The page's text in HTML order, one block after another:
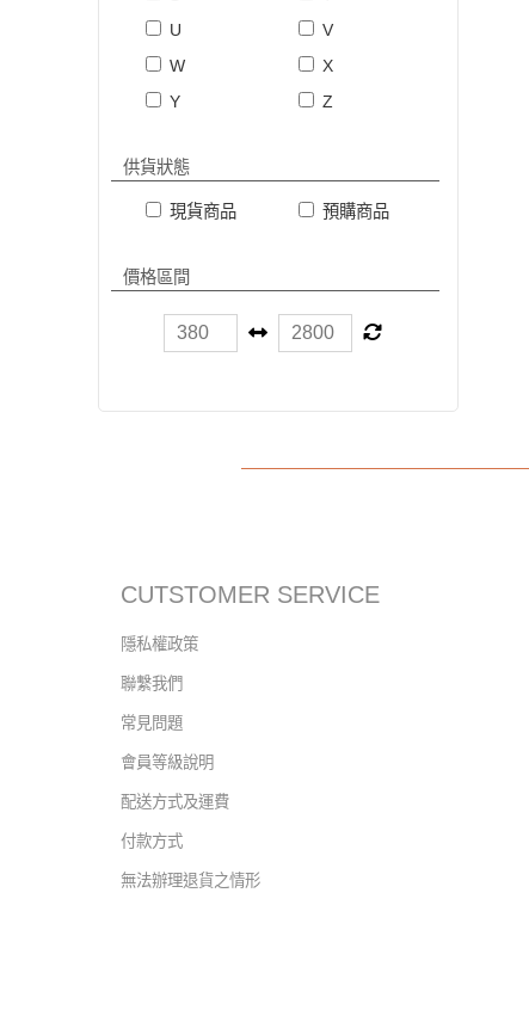
U
V
W
X
Y
Z
供貨狀態
現貨商品 預購商品
價格區間
CUTSTOMER SERVICE
隱私權政策
聯繫我們
常見問題
會員等級說明
配送方式及運費
付款方式
無法辦理退貨之情形